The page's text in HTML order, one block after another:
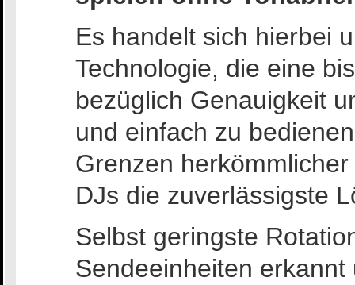
Es handelt sich hierbei
Technologie, die eine
bezüglich Genauigkeit
und einfach zu
Grenzen
DJs die zuverlässigste
Selbst geringste
Sendeeinheiten